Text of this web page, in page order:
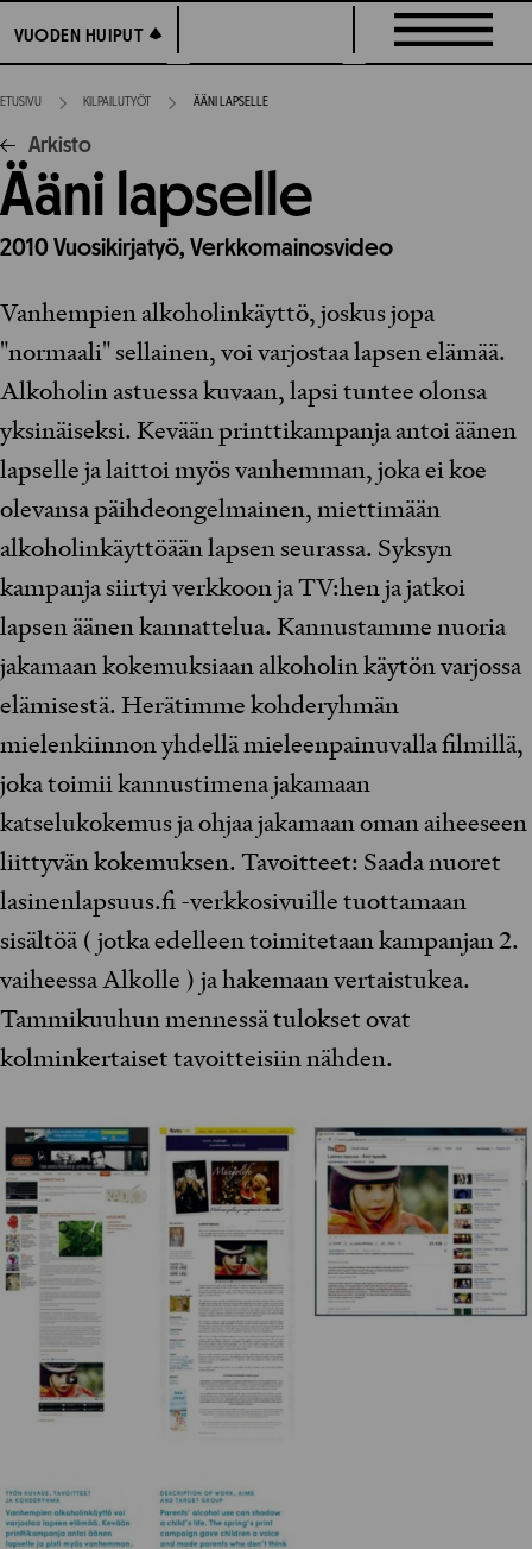
suoraan
sisältöön
VUODEN HUIPUT
VUODEN HUIPUT
ETUSIVU KILPAILUTYÖT ÄÄNI LAPSELLE
Arkisto
Ääni lapselle
2010Vuosikirjatyö, Verkkomainosvideo
Vanhempien alkoholinkäyttö, joskus jopa
"normaali" sellainen, voi varjostaa lapsen elämää.
Alkoholin astuessa kuvaan, lapsi tuntee olonsa
yksinäiseksi. Kevään printtikampanja antoi äänen
lapselle ja laittoi myös vanhemman, joka ei koe
olevansa päihdeongelmainen, miettimään
alkoholinkäyttöään lapsen seurassa. Syksyn
kampanja siirtyi verkkoon ja TV:hen ja jatkoi
lapsen äänen kannattelua. Kannustamme nuoria
jakamaan kokemuksiaan alkoholin käytön varjossa
elämisestä. Herätimme kohderyhmän
mielenkiinnon yhdellä mieleenpainuvalla filmillä,
joka toimii kannustimena jakamaan
katselukokemus ja ohjaa jakamaan oman aiheeseen
liittyvän kokemuksen. Tavoitteet: Saada nuoret
lasinenlapsuus.fi -verkkosivuille tuottamaan
sisältöä ( jotka edelleen toimitetaan kampanjan 2.
vaiheessa Alkolle ) ja hakemaan vertaistukea.
Tammikuuhun mennessä tulokset ovat
kolminkertaiset tavoitteisiin nähden.